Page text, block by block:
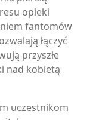
opieki
fantomów
łączyć
przyszłe
nad kobietą
uczestnikom